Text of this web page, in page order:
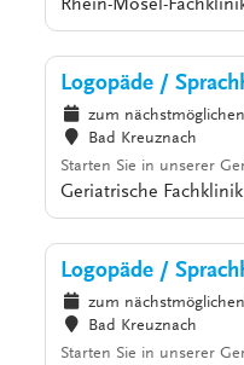
Rhein-Mosel-
Logopäde /
zum
Bad Kreuznach
Starten Sie in unserer
Geriatrische
Logopäde /
zum
Bad Kreuznach
Starten Sie in unserer